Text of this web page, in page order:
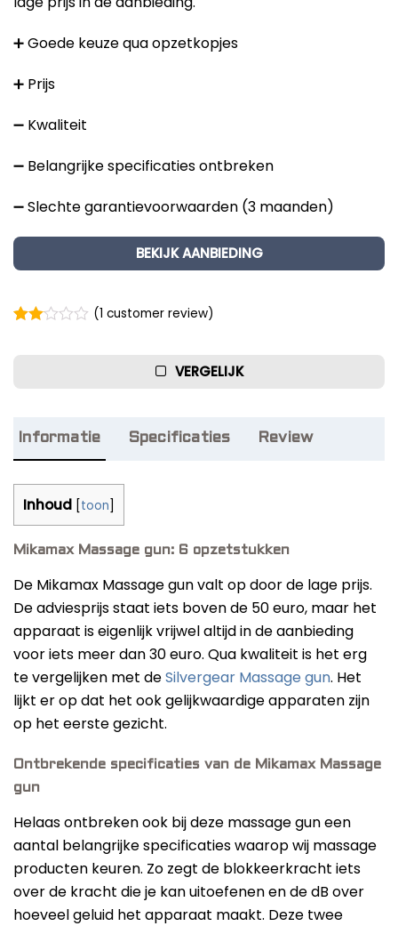
➕ Goede keuze qua opzetkopjes
➕ Prijs
➖ Kwaliteit
➖ Belangrijke specificaties ontbreken
➖ Slechte garantievoorwaarden (3 maanden)
BEKIJK AANBIEDING
rating
(1 customer review)
VERGELIJK
Informatie Specificaties Review
Inhoud [toon]
Mikamax Massage gun: 6 opzetstukken
De Mikamax Massage gun valt op door de lage prijs.
De adviesprijs staat iets boven de 50 euro, maar het
apparaat is eigenlijk vrijwel altijd in de aanbieding
voor iets meer dan 30 euro. Qua kwaliteit is het erg
te vergelijken met deSilvergear Massage gun. Het
lijkt er op dat het ook gelijkwaardige apparaten zijn
op het eerste gezicht.
Ontbrekende specificaties van de Mikamax Massage
gun
Helaas ontbreken ook bij deze massage gun een
aantal belangrijke specificaties waarop wij massage
producten keuren. Zo zegt de blokkeerkracht iets
over de kracht die je kan uitoefenen en de dB over
hoeveel geluid het apparaat maakt. Deze twee